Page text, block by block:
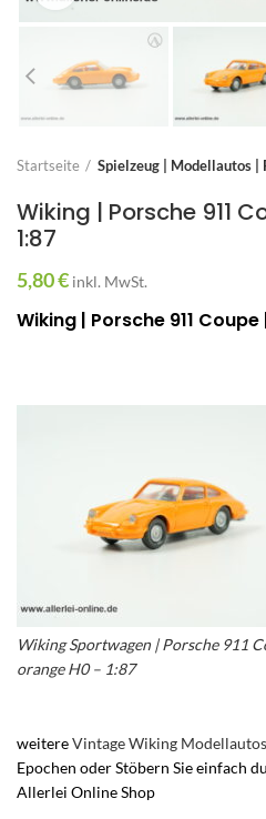
Startseite Spielzeug | Modellautos |
Wiking | Porsche 911
1:87
5,80€ inkl. MwSt.
Wiking | Porsche 911
Wiking Sportwagen | Porsche 911
orange H0 – 1:87
weitereVintage Wiking Modellautos
Epochen oder Stöbern Sie einfach
Allerlei Online Shop